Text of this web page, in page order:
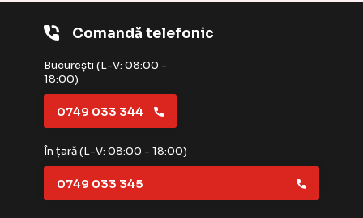
Comandă telefonic
București (L-V: 08:00 -
18:00)
0749 033 344
În țară (L-V: 08:00 - 18:00)
0749 033 345